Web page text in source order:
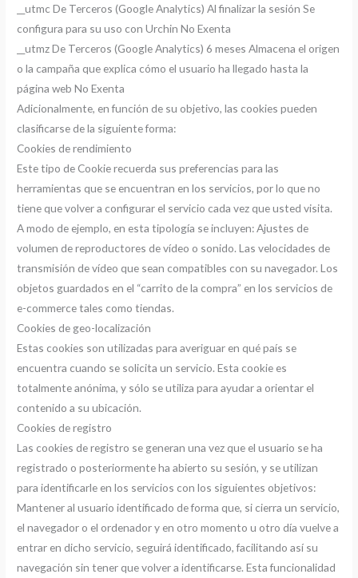
__utmc De Terceros (Google Analytics) Al finalizar la sesión Se
configura para su uso con Urchin No Exenta
__utmz De Terceros (Google Analytics) 6 meses Almacena el origen
o la campaña que explica cómo el usuario ha llegado hasta la
página web No Exenta
Adicionalmente, en función de su objetivo, las cookies pueden
clasificarse de la siguiente forma:
Cookies de rendimiento
Este tipo de Cookie recuerda sus preferencias para las
herramientas que se encuentran en los servicios, por lo que no
tiene que volver a configurar el servicio cada vez que usted visita.
A modo de ejemplo, en esta tipología se incluyen: Ajustes de
volumen de reproductores de vídeo o sonido. Las velocidades de
transmisión de vídeo que sean compatibles con su navegador. Los
objetos guardados en el “carrito de la compra” en los servicios de
e-commerce tales como tiendas.
Cookies de geo-localización
Estas cookies son utilizadas para averiguar en qué país se
encuentra cuando se solicita un servicio. Esta cookie es
totalmente anónima, y sólo se utiliza para ayudar a orientar el
contenido a su ubicación.
Cookies de registro
Las cookies de registro se generan una vez que el usuario se ha
registrado o posteriormente ha abierto su sesión, y se utilizan
para identificarle en los servicios con los siguientes objetivos:
Mantener al usuario identificado de forma que, si cierra un servicio,
el navegador o el ordenador y en otro momento u otro día vuelve a
entrar en dicho servicio, seguirá identificado, facilitando así su
navegación sin tener que volver a identificarse. Esta funcionalidad